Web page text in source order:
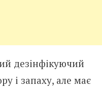
дезінфікуючий
і запаху, але має